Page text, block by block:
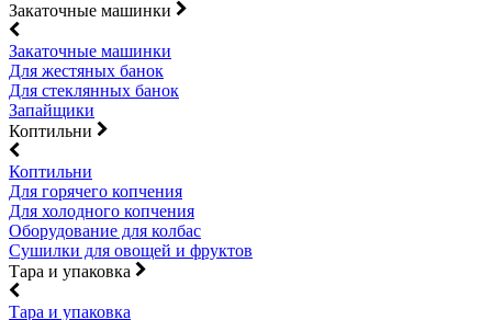
Закаточные машинки
Закаточные машинки
Для жестяных банок
Для стеклянных банок
Запайщики
Коптильни
Коптильни
Для горячего копчения
Для холодного копчения
Оборудование для колбас
Сушилки для овощей и фруктов
Тара и упаковка
Тара и упаковка